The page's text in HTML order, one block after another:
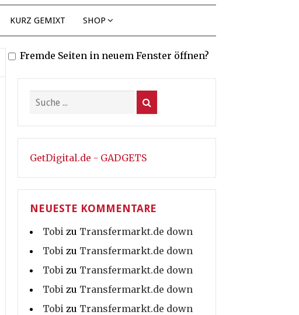
KURZ GEMIXT SHOP
Fremde Seiten in neuem Fenster öffnen?
GetDigital.de - GADGETS
NEUESTE KOMMENTARE
Tobi zu Transfermarkt.de down
Tobi zu Transfermarkt.de down
Tobi zu Transfermarkt.de down
Tobi zu Transfermarkt.de down
Tobi zu Transfermarkt.de down